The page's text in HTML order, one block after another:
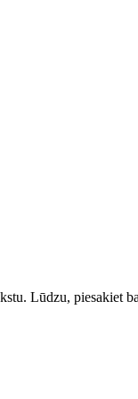
Lūdzu, piesakiet